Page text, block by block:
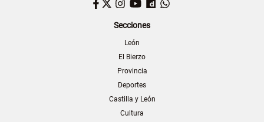
Facebook
TwitterInstagram
YouTubeDailymotion
Secciones
León
El Bierzo
Provincia
Deportes
Castilla y León
Cultura